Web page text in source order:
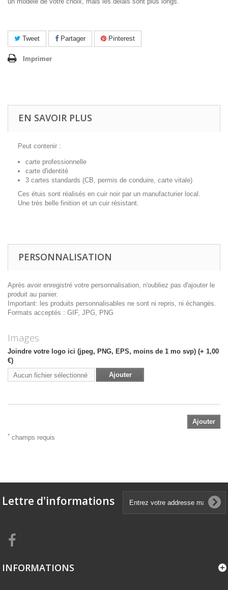
Tweet Partager Pinterest
Imprimer
EN SAVOIR PLUS
Peut contenir :
carte professionnelle
carte d'identité
3 cartes standards (CB, permis de conduire, carte vitale)
Ces étuis sont réalisés en cuir noir par un manufacturier local.
Une très belle finition et un cuir résistant.
PERSONNALISATION
Après avoir enregistré votre personnalisation, n'oubliez pas d'ajouter le
produit au panier.
Important: les produits personnalisables ne sont ni repris, ni échangés.
Formats acceptés : GIF, JPG, PNG
Images
Joindre votre logo ici (jpeg, PNG, EPS, moins de 1 mo svp) (+ 1,00
€)
Aucun fichier sélectionné
Ajouter
Ajouter
* champs requis
Lettre d'informations
INFORMATIONS